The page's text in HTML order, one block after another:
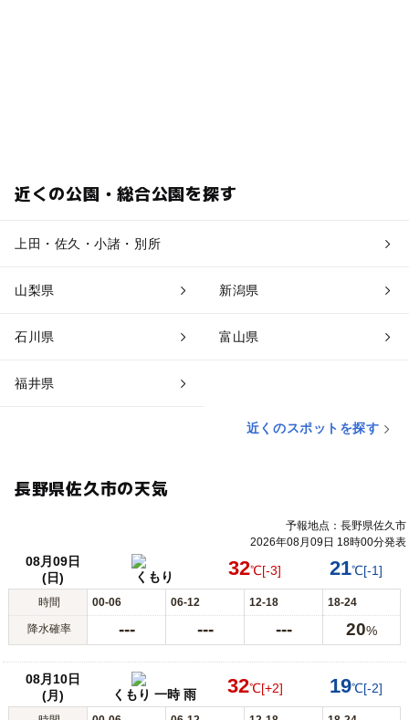
近くの公園・総合公園を探す
上田・佐久・小諸・別所
山梨県 新潟県
石川県 富山県
福井県
近くのスポットを探す
長野県佐久市の天気
予報地点：長野県佐久市
2026年08月09日 18時00分発表
08月09日
(日)
くもり 32℃[-3] 21℃[-1]
時間 00-06 06-12 12-18 18-24
降水確率 --- --- --- 20%
08月10日
(月)
くもり 一時 雨 32℃[+2] 19℃[-2]